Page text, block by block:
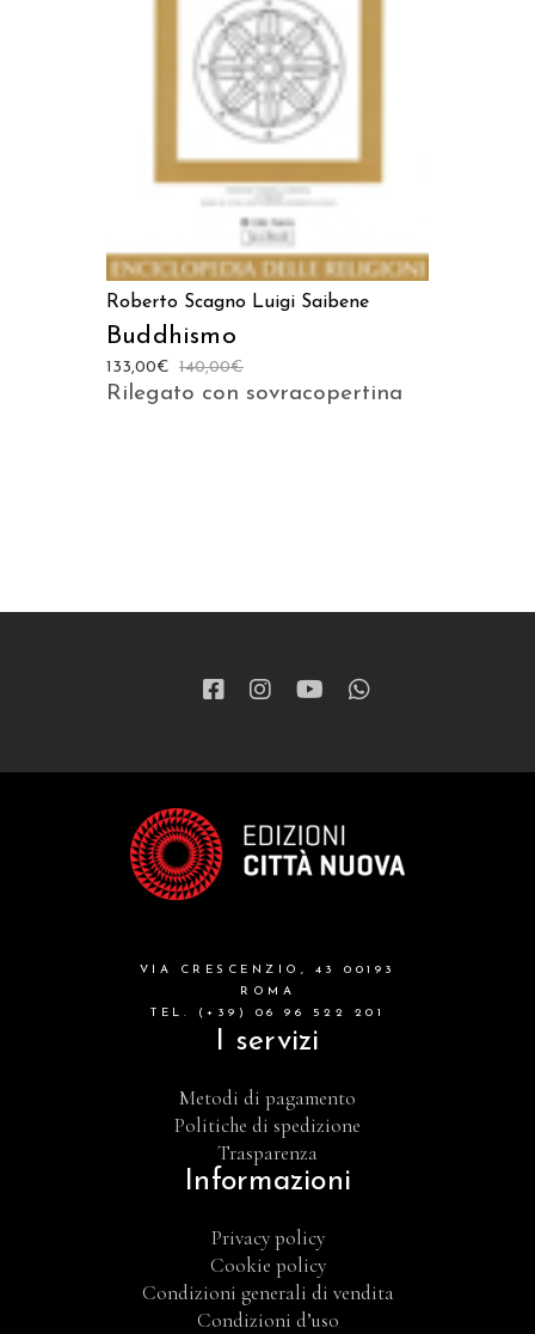
AGGIUNGI AL CARRELLO
Roberto Scagno Luigi Saibene
Buddhismo
140,00€
133,00€
Rilegato con sovracopertina
VIA CRESCENZIO, 43 00193
ROMA
TEL. (+39) 06 96 522 201
I servizi
Metodi di pagamento
Politiche di spedizione
Trasparenza
Informazioni
Privacy policy
Cookie policy
Condizioni generali di vendita
Condizioni d’uso